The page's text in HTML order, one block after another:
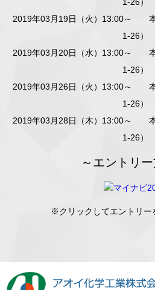
2019年03月19日（火）13:00～ 本
1-26）
2019年03月20日（水）13:00～ 本
1-26）
2019年03月26日（火）13:00～ 本
1-26）
2019年03月28日（木）13:00～ 本
1-26）
～エントリ
※クリックしてエントリー
アオイ化学工業株式会社